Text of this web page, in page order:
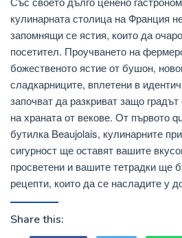
кулинарната столица на Франция
запомнящи се ястия, които да
посетител. Проучването на
божественото ястие от бушон,
сладкарниците, вплетени в
започват да разкриват защо
на храната от векове. От първото
бутилка Beaujolais, кулинарните
сигурност ще оставят вашите
просветени и вашите тетрадки ще
рецепти, които да се насладите у
Share this: